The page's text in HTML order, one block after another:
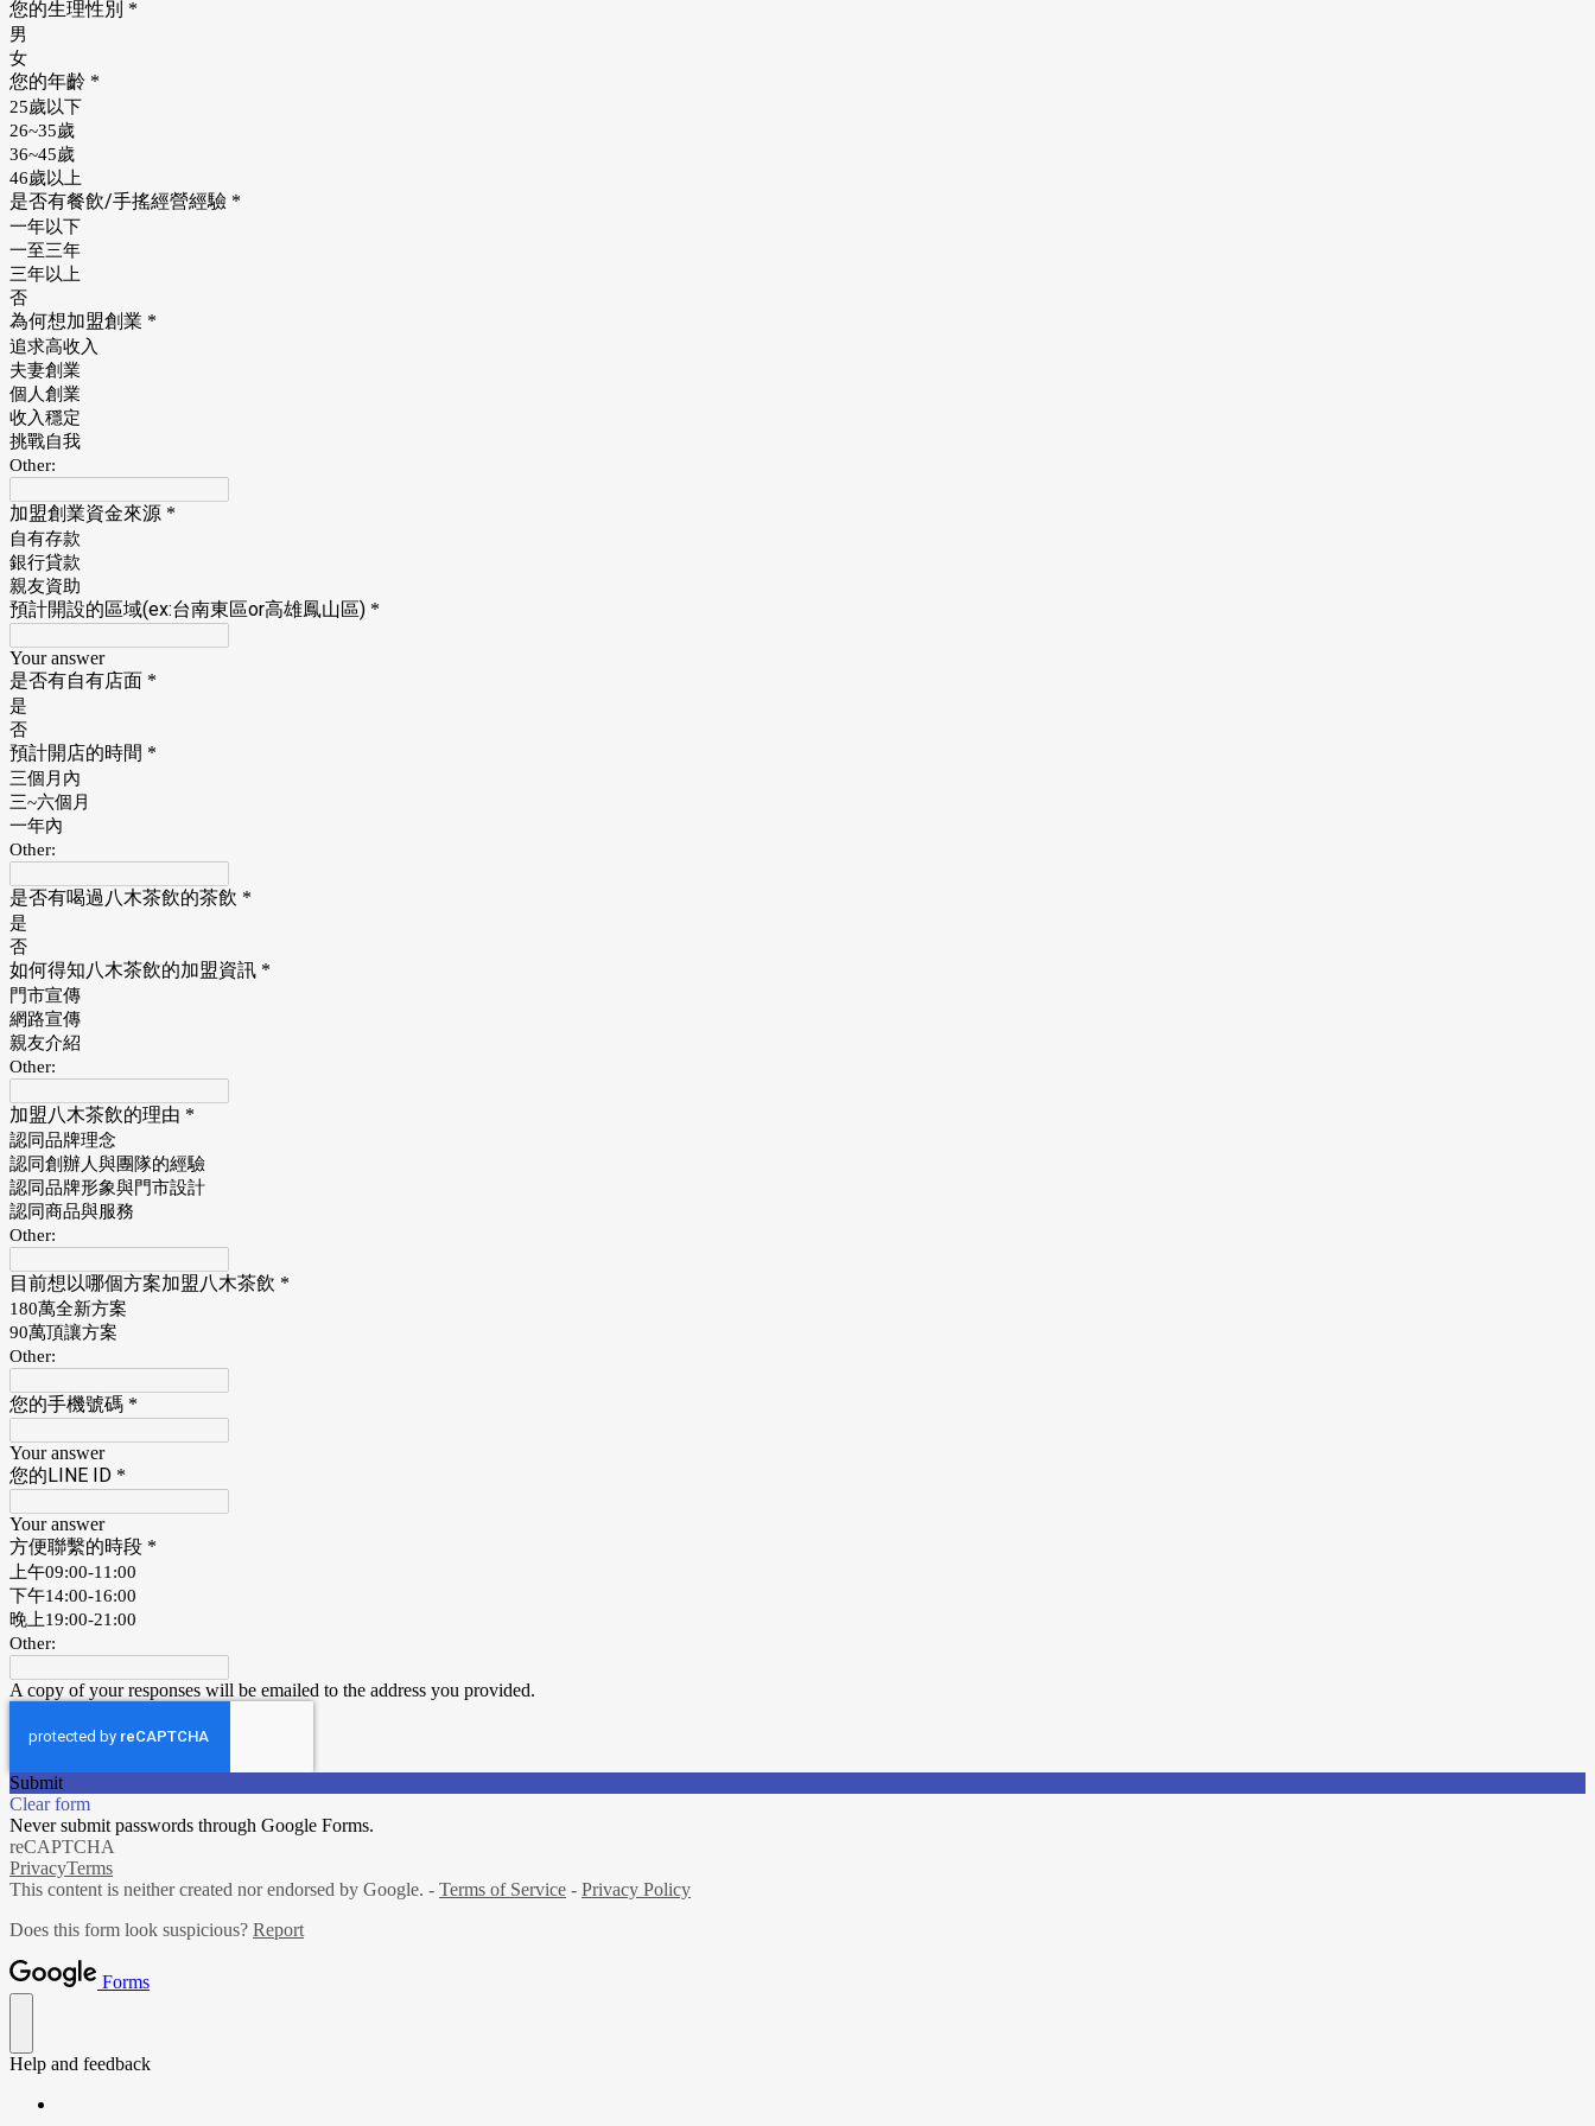
您的生理性別 *
男
女
您的年齡 *
25歲以下
26~35歲
36~45歲
46歲以上
是否有餐飲/手搖經營經驗 *
一年以下
一至三年
三年以上
否
為何想加盟創業 *
追求高收入
夫妻創業
個人創業
收入穩定
挑戰自我
Other:
加盟創業資金來源 *
自有存款
銀行貸款
親友資助
預計開設的區域(ex:台南東區or高雄鳳山區) *
Your answer
是否有自有店面 *
是
否
預計開店的時間 *
三個月內
三~六個月
一年內
Other:
是否有喝過八木茶飲的茶飲 *
是
否
如何得知八木茶飲的加盟資訊 *
門市宣傳
網路宣傳
親友介紹
Other:
加盟八木茶飲的理由 *
認同品牌理念
認同創辦人與團隊的經驗
認同品牌形象與門市設計
認同商品與服務
Other:
目前想以哪個方案加盟八木茶飲 *
180萬全新方案
90萬頂讓方案
Other:
您的手機號碼 *
Your answer
您的LINE ID *
Your answer
方便聯繫的時段 *
上午09:00-11:00
下午14:00-16:00
晚上19:00-21:00
Other:
A copy of your responses will be emailed to the address you provided.
Submit
Clear form
Never submit passwords through Google Forms.
reCAPTCHA
PrivacyTerms
This content is neither created nor endorsed by Google. - Terms of Service - Privacy Policy
Does this form look suspicious? Report
Forms
Help and feedback